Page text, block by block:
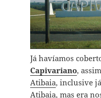
Já havíamos
Capivariano,
Atibaia, inclusive
Atibaia, mas era